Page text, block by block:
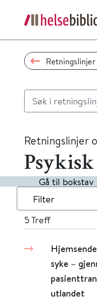
Retningslinjer
Psykisk
Gå til bokstav
Filter
5 Treff
syke –
utlandet